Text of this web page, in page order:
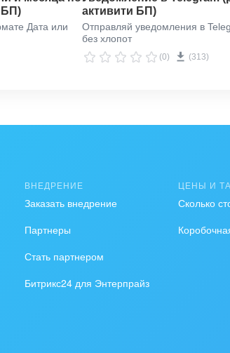
БП)
Дата или
активити БП)
Отправляй уведомления в
без хлопот
(0) (313)
ВНЕДРЕНИЕ
Заказать внедрение
Партнеры
Стать партнером
Битрикс24 для Энтерпрайз
ЦЕНЫ И
Сколько